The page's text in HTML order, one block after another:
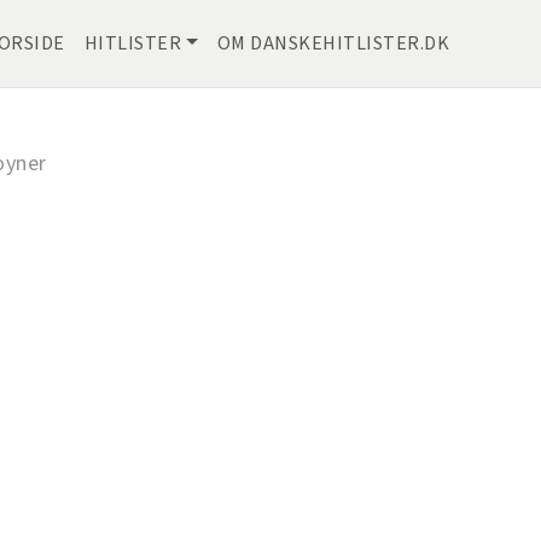
HITLISTER OM DANSKEHITLISTER.DK